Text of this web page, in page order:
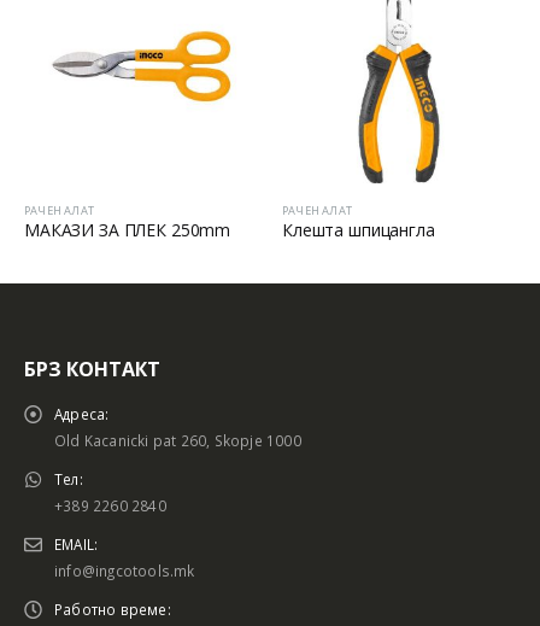
РАЧЕН АЛАТ
МАКАЗИ ЗА ПЛЕК 250mm
РАЧЕН АЛАТ
Клешта шпицангла
БРЗ КОНТАКТ
Адреса:
Old Kacanicki pat 260, Skopje 1000
Тел:
+389 2260 2840
EMAIL:
info@ingcotools.mk
Работно време: